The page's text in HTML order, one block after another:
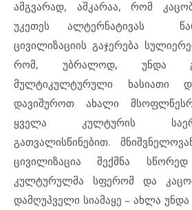
ამგვარად, აშკარაა, რომ
უკეთეს ალტერნატივას
ცივილიზაციის გაჯერება
რომ, უბრალოდ, უნდა
მულტიკულტურული
დავიშუროთ ახალი
ყველა კულტურის
გათვალისწინებით.
ცივილიზაცია შექმნა
კულტურულმა სფერომ და
დამღუპველი სიამაყე – ახლა